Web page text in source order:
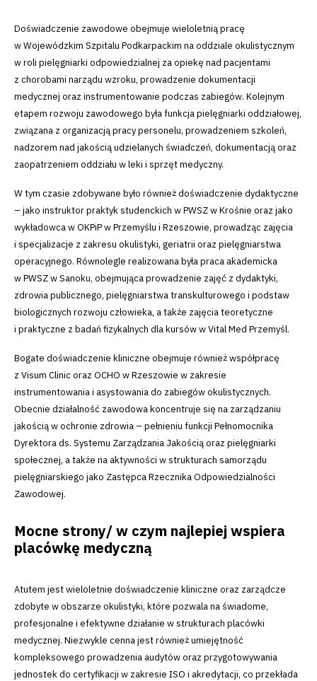
Doświadczenie zawodowe obejmuje wieloletnią pracę
w Wojewódzkim Szpitalu Podkarpackim na oddziale okulistycznym
w roli pielęgniarki odpowiedzialnej za opiekę nad pacjentami
z chorobami narządu wzroku, prowadzenie dokumentacji
medycznej oraz instrumentowanie podczas zabiegów. Kolejnym
etapem rozwoju zawodowego była funkcja pielęgniarki oddziałowej,
związana z organizacją pracy personelu, prowadzeniem szkoleń,
nadzorem nad jakością udzielanych świadczeń, dokumentacją oraz
zaopatrzeniem oddziału w leki i sprzęt medyczny.
W tym czasie zdobywane było również doświadczenie dydaktyczne
– jako instruktor praktyk studenckich w PWSZ w Krośnie oraz jako
wykładowca w OKPiP w Przemyślu i Rzeszowie, prowadząc zajęcia
i specjalizacje z zakresu okulistyki, geriatrii oraz pielęgniarstwa
operacyjnego. Równolegle realizowana była praca akademicka
w PWSZ w Sanoku, obejmująca prowadzenie zajęć z dydaktyki,
zdrowia publicznego, pielęgniarstwa transkulturowego i podstaw
biologicznych rozwoju człowieka, a także zajęcia teoretyczne
i praktyczne z badań fizykalnych dla kursów w Vital Med Przemyśl.
Bogate doświadczenie kliniczne obejmuje również współpracę
z Visum Clinic oraz OCHO w Rzeszowie w zakresie
instrumentowania i asystowania do zabiegów okulistycznych.
Obecnie działalność zawodowa koncentruje się na zarządzaniu
jakością w ochronie zdrowia – pełnieniu funkcji Pełnomocnika
Dyrektora ds. Systemu Zarządzania Jakością oraz pielęgniarki
społecznej, a także na aktywności w strukturach samorządu
pielęgniarskiego jako Zastępca Rzecznika Odpowiedzialności
Zawodowej.
Mocne strony/ w czym najlepiej wspiera
placówkę medyczną
Atutem jest wieloletnie doświadczenie kliniczne oraz zarządcze
zdobyte w obszarze okulistyki, które pozwala na świadome,
profesjonalne i efektywne działanie w strukturach placówki
medycznej. Niezwykle cenna jest również umiejętność
kompleksowego prowadzenia audytów oraz przygotowywania
jednostek do certyfikacji w zakresie ISO i akredytacji, co przekłada